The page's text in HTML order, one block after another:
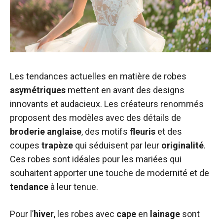
Les tendances actuelles en matière de robes
asymétriques mettent en avant des designs
innovants et audacieux. Les créateurs renommés
proposent des modèles avec des détails de
broderie anglaise, des motifs fleuris et des
coupes trapèze qui séduisent par leur originalité.
Ces robes sont idéales pour les mariées qui
souhaitent apporter une touche de modernité et de
tendance à leur tenue.
Pour l’hiver, les robes avec cape en lainage sont